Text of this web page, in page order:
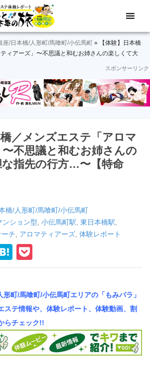
座/日本橋/人形町/馬喰町/小伝馬町 »
【体験】日本橋
ィアーズ」〜不思議と和むお姉さんの楽しくて大
スポンサーリンク
橋／メンズエステ「アロマ
不思議と和むお姉さんの
指先の行方…〜【特命
橋/人形町/馬喰町/小伝馬町
ンション型, 小伝馬町駅, 東日本橋駅,
チ, アロマティアーズ, 体験レポート
Li
H
at
n
a
o
et
町/馬喰町/小伝馬町エリアの「もみパラ」
ステ情報や、体験レポート、体験動画、割
らチェック!!